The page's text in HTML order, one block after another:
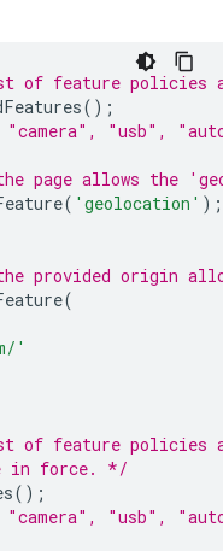
of feature policies
();
"usb",
page allows the
( 'geolocation' );
provided origin
(
'
of feature policies
in force. */
();
"usb",